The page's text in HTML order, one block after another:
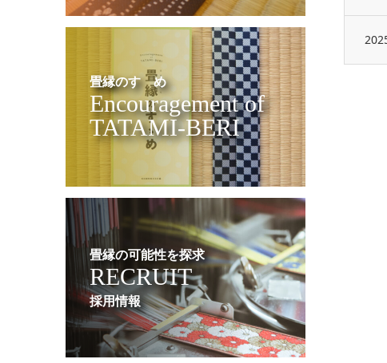
畳縁のすゝめ
Encouragement of
TATAMI-BERI
畳縁の可能性を探求
RECRUIT
採用情報